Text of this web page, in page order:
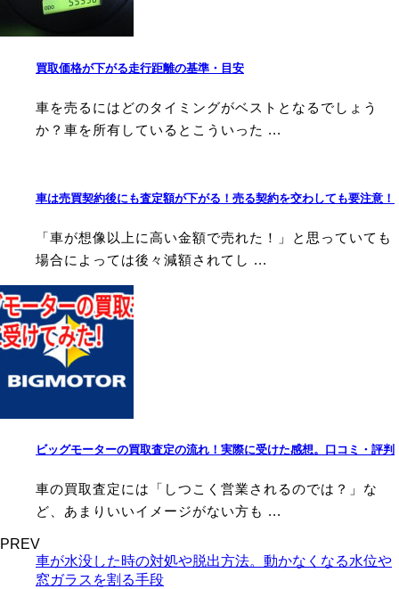
買取価格が下がる走行距離の基準・目安
車を売るにはどのタイミングがベストとなるでしょう
か？車を所有しているとこういった ...
車は売買契約後にも査定額が下がる！売る契約を交わしても要注意！
「車が想像以上に高い金額で売れた！」と思っていても
場合によっては後々減額されてし ...
ビッグモーターの買取査定の流れ！実際に受けた感想。口コミ・評判
車の買取査定には「しつこく営業されるのでは？」な
ど、あまりいいイメージがない方も ...
PREV
車が水没した時の対処や脱出方法。動かなくなる水位や
窓ガラスを割る手段